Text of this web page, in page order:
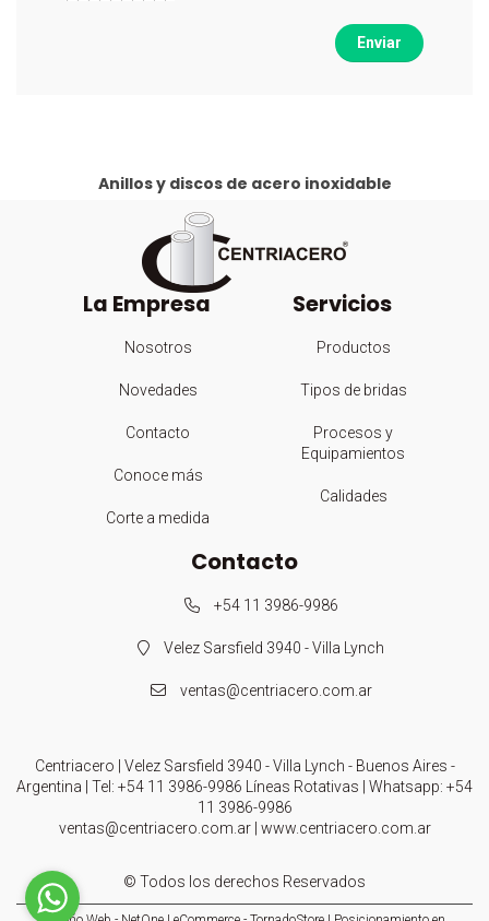
Enviar
Anillos y discos de acero inoxidable
La Empresa
Nosotros
Novedades
Contacto
Conoce más
Corte a medida
Servicios
Productos
Tipos de bridas
Procesos y
Equipamientos
Calidades
Contacto
+54 11 3986-9986
Velez Sarsfield 3940 - Villa Lynch
ventas@centriacero.com.ar
Centriacero | Velez Sarsfield 3940 - Villa Lynch - Buenos Aires -
Argentina | Tel: +54 11 3986-9986 Líneas Rotativas | Whatsapp: +54
11 3986-9986
ventas@centriacero.com.ar| www.centriacero.com.ar
© Todos los derechos Reservados